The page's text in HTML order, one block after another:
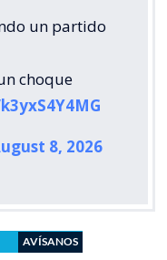
un partido
choque
8, 2026
AVÍSANOS